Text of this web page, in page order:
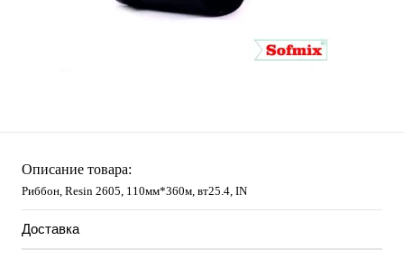
Описание товара:
Риббон, Resin 2605, 110мм*360м, вт25.4, IN
Доставка